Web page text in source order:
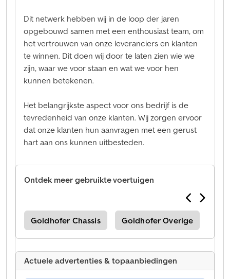
Dit netwerk hebben wij in de loop der jaren
opgebouwd samen met een enthousiast team, om
het vertrouwen van onze leveranciers en klanten
te winnen. Dit doen wij door te laten zien wie we
zijn, waar we voor staan en wat we voor hen
kunnen betekenen.
Het belangrijkste aspect voor ons bedrijf is de
tevredenheid van onze klanten. Wij zorgen ervoor
dat onze klanten hun aanvragen met een gerust
hart aan ons kunnen uitbesteden.
Ontdek meer gebruikte voertuigen
Goldhofer Chassis Goldhofer Overige
Actuele advertenties & topaanbiedingen